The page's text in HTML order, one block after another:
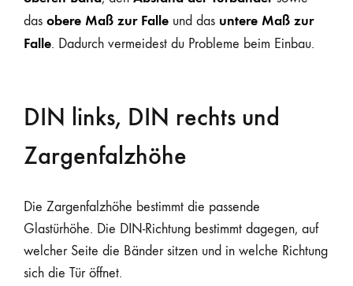
das obere Maß zur Falle und das untere Maß zur
Falle. Dadurch vermeidest du Probleme beim Einbau.
DIN links, DIN rechts und
Zargenfalzhöhe
Die Zargenfalzhöhe bestimmt die passende
Glastürhöhe. Die DIN-Richtung bestimmt dagegen, auf
welcher Seite die Bänder sitzen und in welche Richtung
sich die Tür öffnet.